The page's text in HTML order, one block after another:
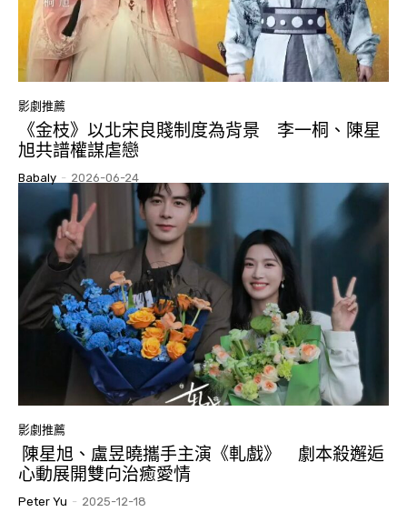
影劇推薦
《金枝》以北宋良賤制度為背景 李一桐、陳星
旭共譜權謀虐戀
Babaly - 2026-06-24
影劇推薦
陳星旭、盧昱曉攜手主演《軋戲》 劇本殺邂逅
心動展開雙向治癒愛情
Peter Yu - 2025-12-18